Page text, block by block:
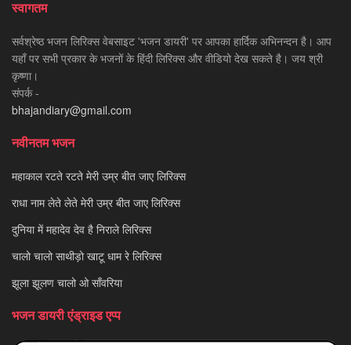
स्वागतम
सर्वश्रेष्ठ भजन लिरिक्स वेबसाइट 'भजन डायरी' पर आपका हार्दिक अभिनन्दन है। आप
यहाँ पर सभी प्रकार के भजनों के हिंदी लिरिक्स और वीडियो देख सकते है। जय श्री
कृष्णा।
संपर्क -
bhajandiary@gmail.com
नवीनतम भजन
महाकाल रटते रटते मेरी उम्र बीत जाए लिरिक्स
राधा नाम लेते लेते मेरी उम्र बीत जाए लिरिक्स
दुनिया में महादेव देव है निराले लिरिक्स
चालो चालो साथीड़ो खाटू धाम रे लिरिक्स
झूला झूलण चालो ओ साँवरिया
भजन डायरी एंड्राइड एप्प